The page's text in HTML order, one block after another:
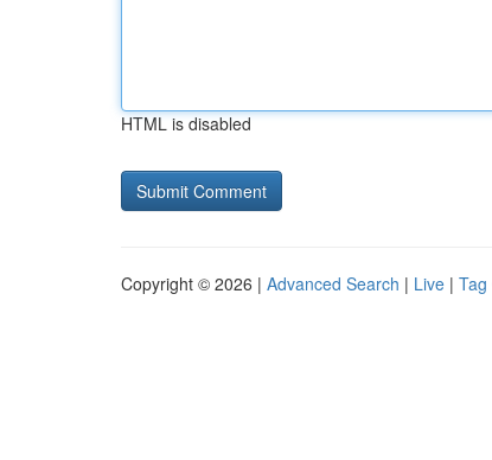
HTML is disabled
Copyright © 2026 | Advanced Search | Live | Tag